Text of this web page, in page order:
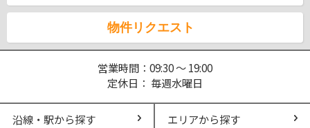
物件リクエスト
営業時間：09:30 ～ 19:00
定休日： 毎週水曜日
沿線・駅から探す エリアから探す